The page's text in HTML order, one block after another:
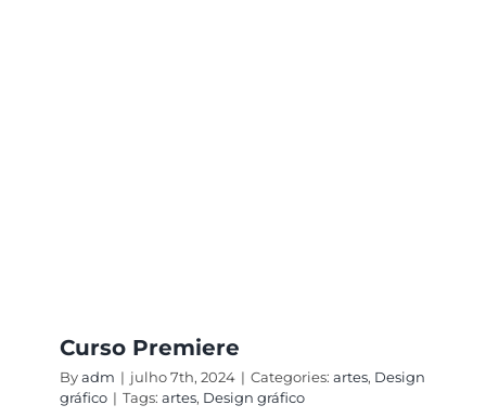
Curso Premiere
Byadm | julho 7th, 2024 | Categories: artes, Design
gráfico | Tags: artes, Design gráfico